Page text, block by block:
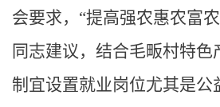
会要求，“提高强农惠农富
同志建议，结合毛畈村特色
制宜设置就业岗位尤其是公